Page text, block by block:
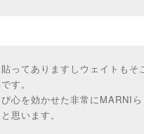
ってありますしウェイトも
す。
心を効かせた非常にMARNI
思います。